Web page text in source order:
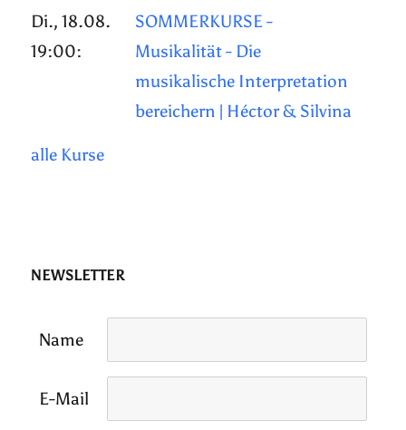
Di., 18.08.
19:00:
SOMMERKURSE -
Musikalität - Die
musikalische Interpretation
bereichern | Héctor & Silvina
alle Kurse
NEWSLETTER
Name
E-Mail